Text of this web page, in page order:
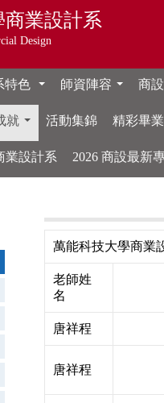
商業設計系
Design
特色 師資陣容 商
就 活動集錦 精彩畢
業設計系 2026 商設最新
萬能科技大學商業
老師姓
名
唐祥程
唐祥程